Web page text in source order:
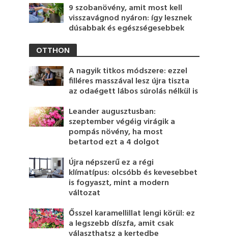
9 szobanövény, amit most kell
visszavágnod nyáron: így lesznek
dúsabbak és egészségesebbek
OTTHON
A nagyik titkos módszere: ezzel
filléres masszával lesz újra tiszta
az odaégett lábos súrolás nélkül is
Leander augusztusban:
szeptember végéig virágik a
pompás növény, ha most
betartod ezt a 4 dolgot
Újra népszerű ez a régi
klímatípus: olcsóbb és kevesebbet
is fogyaszt, mint a modern
változat
Ősszel karamellillat lengi körül: ez
a legszebb díszfa, amit csak
választhatsz a kertedbe